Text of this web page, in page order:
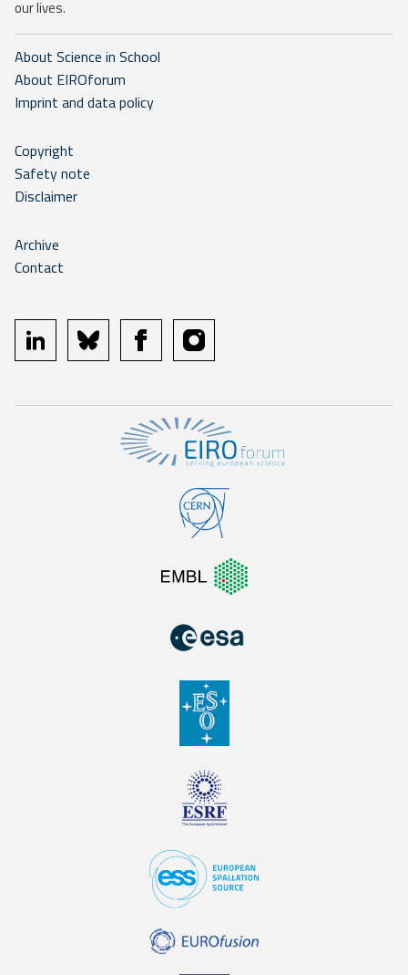
our lives.
About Science in School
About EIROforum
Imprint and data policy
Copyright
Safety note
Disclaimer
Archive
Contact
linkedin bluesky facebookinstagram